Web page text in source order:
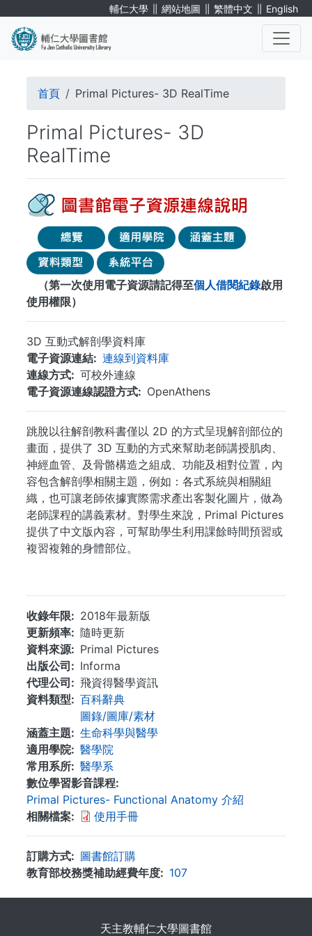
輔仁大學 ∥ 網站地圖 ∥ 繁體中文 ∥ English
導
連
結
首頁 Primal Pictures- 3D RealTime
Primal Pictures- 3D
RealTime
（第一次使用電子資源請記得至個人借閱紀錄啟用
使用權限）
3D 互動式解剖學資料庫
電子資源連結
連線到資料庫
連線方式
可校外連線
電子資源連線認證方式
OpenAthens
跳脫以往解剖教科書僅以 2D 的方式呈現解剖部位的
畫面，提供了 3D 互動的方式來幫助老師講授肌肉、
神經血管、及骨骼構造之組成、功能及相對位置，內
容包含解剖學相關主題，例如：各式系統與相關組
織，也可讓老師依據實際需求產出客製化圖片，做為
老師課程的講義素材。對學生來說，Primal Pictures
提供了中文版內容，可幫助學生利用課餘時間預習或
複習複雜的身體部位。
收錄年限
2018年最新版
更新頻率
隨時更新
資料來源
Primal Pictures
出版公司
Informa
代理公司
飛資得醫學資訊
資料類型
百科辭典
圖錄/圖庫/素材
涵蓋主題
生命科學與醫學
適用學院
醫學院
常用系所
醫學系
數位學習影音課程
Primal Pictures- Functional Anatomy 介紹
相關檔案
使用手冊
訂購方式
圖書館訂購
教育部校務獎補助經費年度
107
天主教輔仁大學圖書館